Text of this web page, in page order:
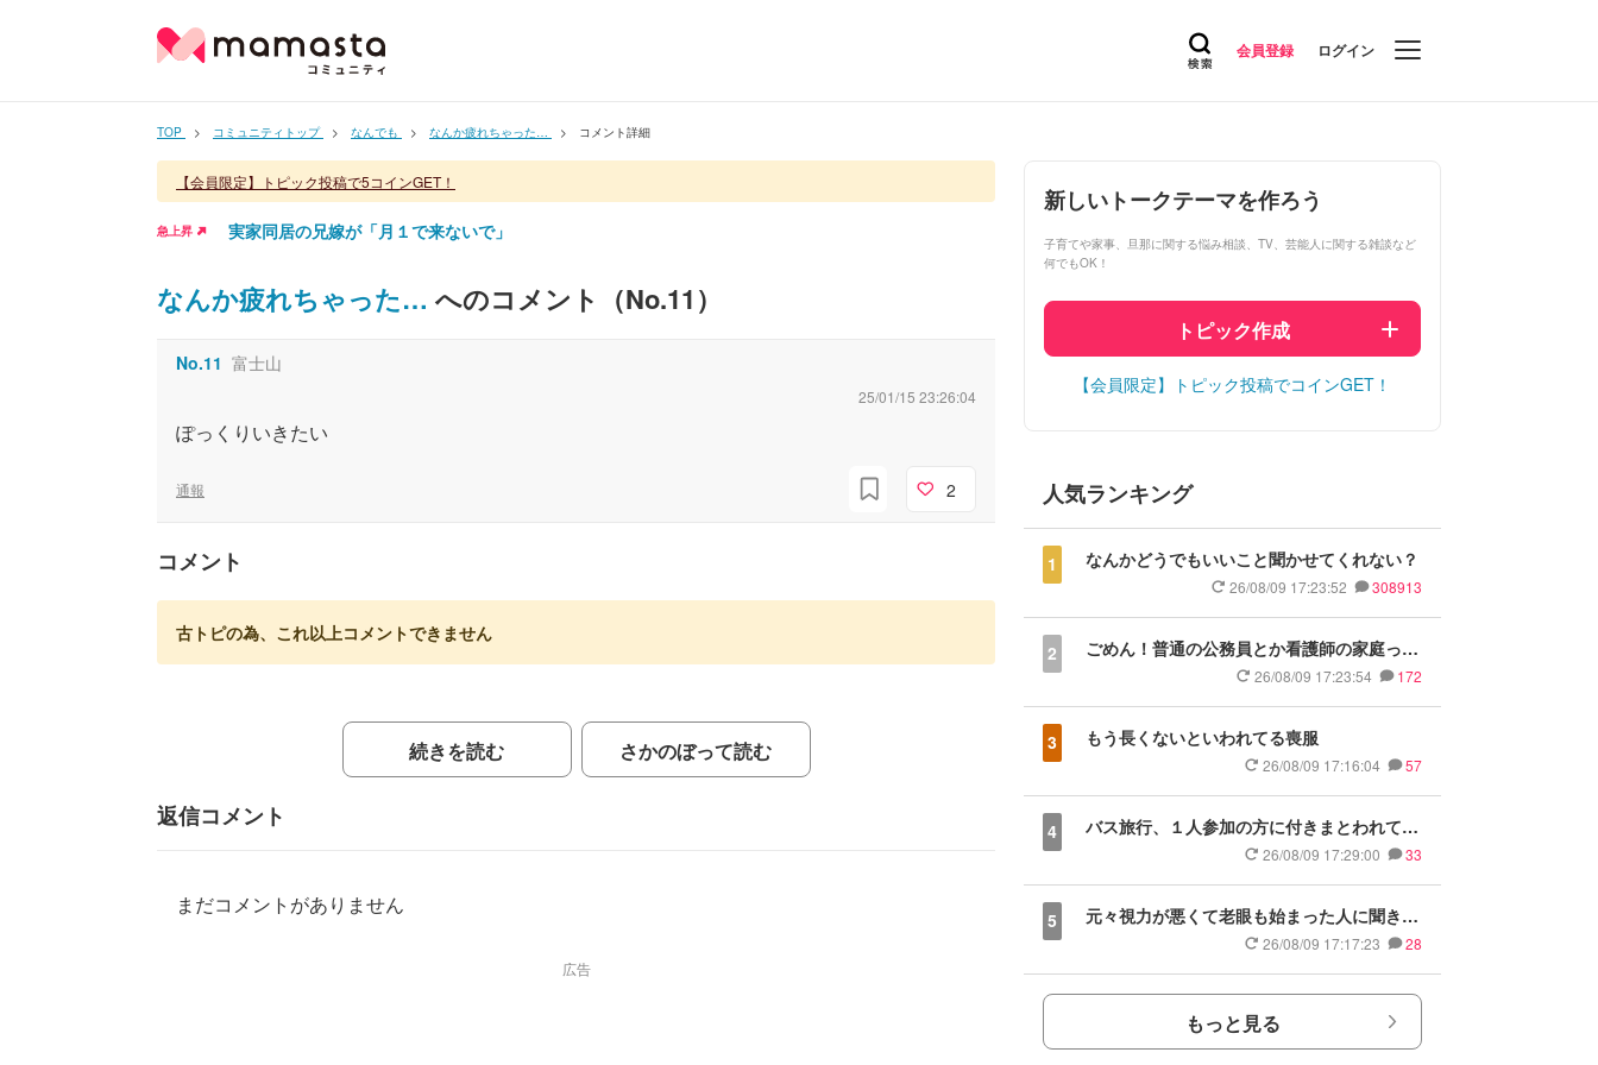
会員登録 ログイン
TOP コミュニティトップ なんでも なんか疲れちゃった… コメント詳細
【会員限定】トピック投稿で5コインGET！
急上昇 実家同居の兄嫁が「月１で来ないで」
なんか疲れちゃった… へのコメント（No.11）
No.11 富士山
25/01/15 23:26:04
ぽっくりいきたい
通報 2
コメント
古トピの為、これ以上コメントできません
続きを読む さかのぼって読む
返信コメント
まだコメントがありません
広告
新しいトークテーマを作ろう
子育てや家事、旦那に関する悩み相談、TV、芸能人に関する雑談など
何でもOK！
トピック作成
【会員限定】トピック投稿でコインGET！
人気ランキング
1 なんかどうでもいいこと聞かせてくれない？
26/08/09 17:23:52 308913
2
ごめん！普通の公務員とか看護師の家庭って
26/08/09 17:23:54 172
3 もう長くないといわれてる喪服
26/08/09 17:16:04 57
4
バス旅行、１人参加の方に付きまとわれてイ
26/08/09 17:29:00 33
5
元々視力が悪くて老眼も始まった人に聞きた
26/08/09 17:17:23 28
もっと見る